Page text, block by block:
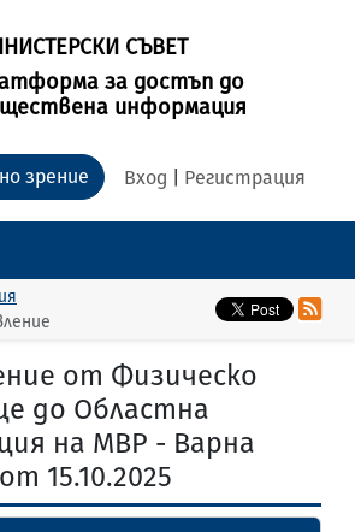
СЪВЕТ
за достъп до
информация
Вход Регистрация
зрение
от Физическо
до Областна
на МВР - Варна
от 15.10.2025